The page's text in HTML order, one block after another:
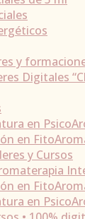
y
Digitales
en
en
y Cursos
en
en